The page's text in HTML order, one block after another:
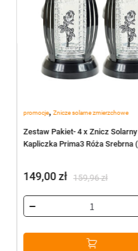
promocje, Znicze solarne zmierzchowe
Zestaw Pakiet- 4 x Znicz Solarny
Kapliczka Prima3 Róża Srebrna
159,96zł
cena
wynosiła:
159,96 zł.
149,00zł
cena
wynosi:
149,00 zł.